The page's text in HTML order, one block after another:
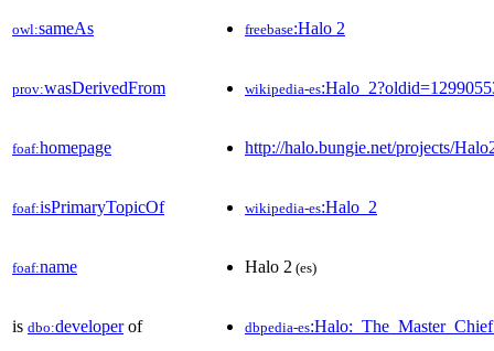
owl:sameAs freebase:Halo 2
prov:wasDerivedFrom wikipedia-es
foaf:homepage http://halo.bungie.net/projects/
foaf:isPrimaryTopicOf wikipedia-es:Halo_2
foaf:name Halo 2 (es)
is dbo:developerof dbpedia-es